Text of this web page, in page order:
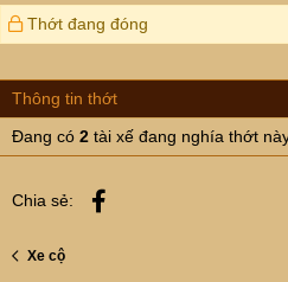
Thớt đang đóng
Thông tin thớt
Đang có 2 tài xế đang nghía thớt
Chia sẻ:
Xe cộ